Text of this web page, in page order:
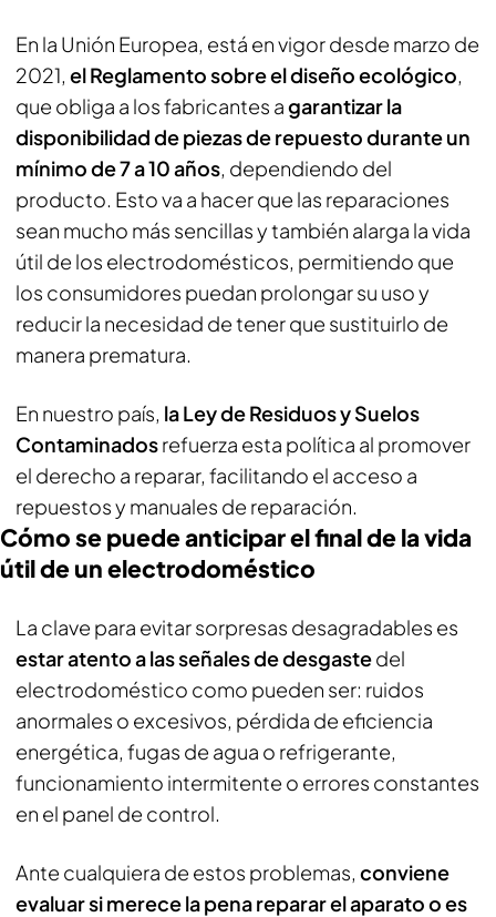
En la Unión Europea, está en vigor desde marzo de
2021, el Reglamento sobre el diseño ecológico,
que obliga a los fabricantes agarantizar la
disponibilidad de piezas de repuesto durante un
mínimo de 7 a 10 años, dependiendo del
producto. Esto va a hacer que las reparaciones
sean mucho más sencillas y también alarga la vida
útil de los electrodomésticos, permitiendo que
los consumidores puedan prolongar su uso y
reducir la necesidad de tener que sustituirlo de
manera prematura.
En nuestro país, la Ley de Residuos y Suelos
Contaminadosrefuerza esta política al promover
el derecho a reparar, facilitando el acceso a
repuestos y manuales de reparación.
Cómo se puede anticipar el final de la vida
útil de un electrodoméstico
La clave para evitar sorpresas desagradables es
estar atento a las señales de desgastedel
electrodoméstico como pueden ser: ruidos
anormales o excesivos, pérdida de eficiencia
energética, fugas de agua o refrigerante,
funcionamiento intermitente o errores constantes
en el panel de control.
Ante cualquiera de estos problemas, conviene
evaluar si merece la pena reparar el aparato o es